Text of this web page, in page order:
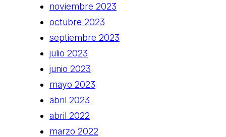
noviembre 2023
octubre 2023
septiembre 2023
julio 2023
junio 2023
mayo 2023
abril 2023
abril 2022
marzo 2022